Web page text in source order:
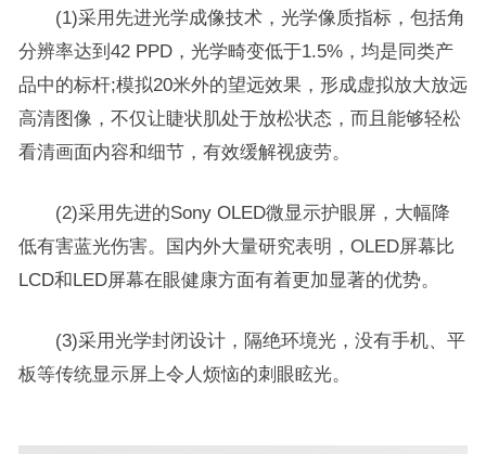
(1)采用先进光学成像技术，光学像质指标，包括角
分辨率达到42 PPD，光学畸变低于1.5%，均是同类产
品中的标杆;模拟20米外的望远效果，形成虚拟放大放远
高清图像，不仅让睫状肌处于放松状态，而且能够轻松
看清画面内容和细节，有效缓解视疲劳。
(2)采用先进的Sony OLED微显示护眼屏，大幅降
低有害蓝光伤害。国内外大量研究表明，OLED屏幕比
LCD和LED屏幕在眼健康方面有着更加显著的优势。
(3)采用光学封闭设计，隔绝环境光，没有手机、平
板等传统显示屏上令人烦恼的刺眼眩光。